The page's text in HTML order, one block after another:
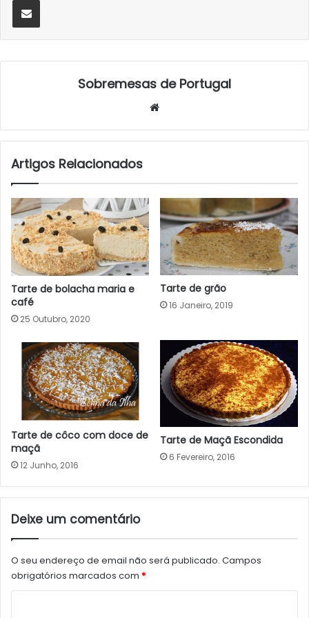
Sobremesas de Portugal
Artigos Relacionados
Tarte de bolacha maria e
café
25 Outubro, 2020
Tarte de grão
16 Janeiro, 2019
Tarte de côco com doce de
maçã
12 Junho, 2016
Tarte de Maçã Escondida
6 Fevereiro, 2016
Deixe um comentário
O seu endereço de email não será publicado. Campos
obrigatórios marcados com *